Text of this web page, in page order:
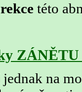
této
na